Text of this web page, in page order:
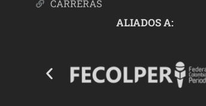
CARRERAS
ALIADOS A: